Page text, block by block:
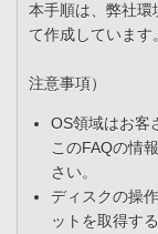
本手順は、弊社環
て作成しています。
注意事項）
OS領域はお客
このFAQの情
さい。
ディスクの操
ットを取得す